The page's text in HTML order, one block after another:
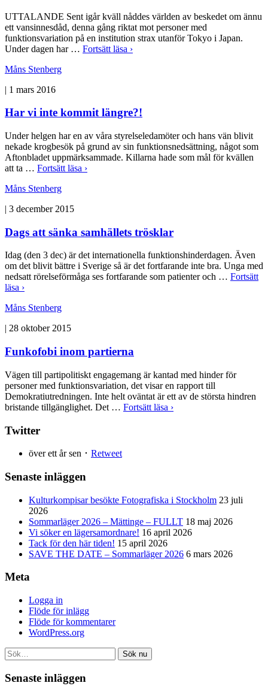
UTTALANDE Sent igår kväll nåddes världen av beskedet om ännu
ett vansinnesdåd, denna gång riktat mot personer med
funktionsvariation på en institution strax utanför Tokyo i Japan.
Under dagen har … Fortsätt läsa ›
Måns Stenberg
| 1 mars 2016
Har vi inte kommit längre?!
Under helgen har en av våra styrelseledamöter och hans vän blivit
nekade krogbesök på grund av sin funktionsnedsättning, något som
Aftonbladet uppmärksammade. Killarna hade som mål för kvällen
att ta … Fortsätt läsa ›
Måns Stenberg
| 3 december 2015
Dags att sänka samhällets trösklar
Idag (den 3 dec) är det internationella funktionshinderdagen. Även
om det blivit bättre i Sverige så är det fortfarande inte bra. Unga med
nedsatt rörelseförmåga ses fortfarande som patienter och … Fortsätt
läsa ›
Måns Stenberg
| 28 oktober 2015
Funkofobi inom partierna
Vägen till partipolitiskt engagemang är kantad med hinder för
personer med funktionsvariation, det visar en rapport till
Demokratiutredningen. Inte helt oväntat är ett av de största hindren
bristande tillgänglighet. Det … Fortsätt läsa ›
Twitter
över ett år sen ･ Retweet
Senaste inläggen
Kulturkompisar besökte Fotografiska i Stockholm 23 juli
2026
Sommarläger 2026 – Mättinge – FULLT 18 maj 2026
Vi söker en lägersamordnare! 16 april 2026
Tack för den här tiden! 15 april 2026
SAVE THE DATE – Sommarläger 2026 6 mars 2026
Meta
Logga in
Flöde för inlägg
Flöde för kommentarer
WordPress.org
Sök nu
Senaste inläggen